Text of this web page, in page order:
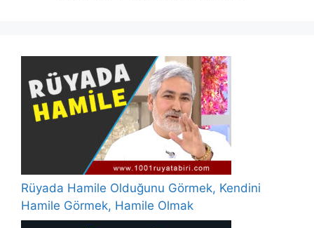
Rüyada Hamile Olduğunu Görmek, Kendini
Hamile Görmek, Hamile Olmak